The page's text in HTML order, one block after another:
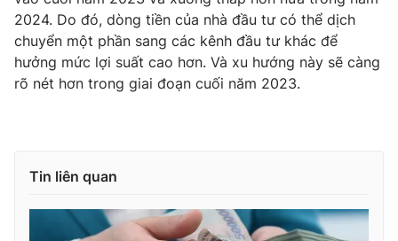
2024. Do đó, dòng tiền của nhà đầu tư có thể dịch
chuyển một phần sang các kênh đầu tư khác để
hưởng mức lợi suất cao hơn. Và xu hướng này sẽ càng
rõ nét hơn trong giai đoạn cuối năm 2023.
Tin liên quan